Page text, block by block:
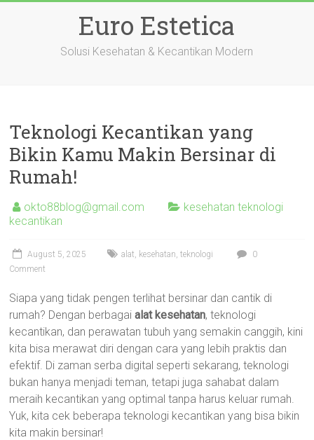
Euro Estetica
Solusi Kesehatan & Kecantikan Modern
Teknologi Kecantikan yang
Bikin Kamu Makin Bersinar di
Rumah!
okto88blog@gmail.com
kesehatan teknologi
kecantikan
August 5, 2025 alat, kesehatan,teknologi
0
Comment
Siapa yang tidak pengen terlihat bersinar dan cantik di
rumah? Dengan berbagaialat kesehatan, teknologi
kecantikan, dan perawatan tubuh yang semakin canggih, kini
kita bisa merawat diri dengan cara yang lebih praktis dan
efektif. Di zaman serba digital seperti sekarang, teknologi
bukan hanya menjadi teman, tetapi juga sahabat dalam
meraih kecantikan yang optimal tanpa harus keluar rumah.
Yuk, kita cek beberapa teknologi kecantikan yang bisa bikin
kita makin bersinar!